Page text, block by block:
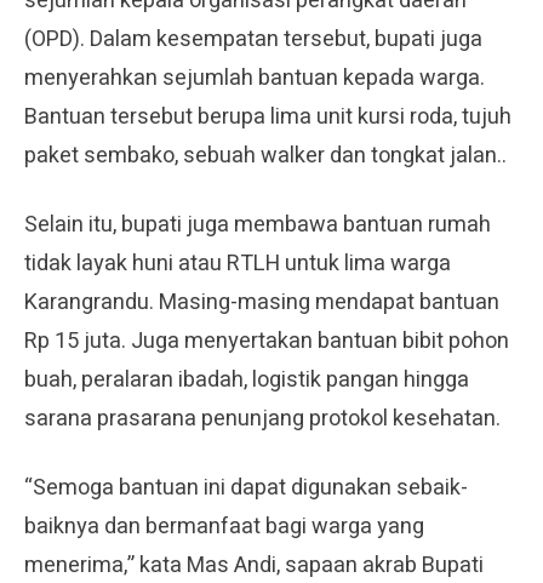
(OPD). Dalam kesempatan tersebut, bupati juga
menyerahkan sejumlah bantuan kepada warga.
Bantuan tersebut berupa lima unit kursi roda, tujuh
paket sembako, sebuah walker dan tongkat jalan..
Selain itu, bupati juga membawa bantuan rumah
tidak layak huni atau RTLH untuk lima warga
Karangrandu. Masing-masing mendapat bantuan
Rp 15 juta. Juga menyertakan bantuan bibit pohon
buah, peralaran ibadah, logistik pangan hingga
sarana prasarana penunjang protokol kesehatan.
“Semoga bantuan ini dapat digunakan sebaik-
baiknya dan bermanfaat bagi warga yang
menerima,” kata Mas Andi, sapaan akrab Bupati